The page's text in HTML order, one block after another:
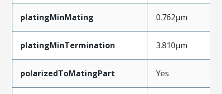
platingMinMating 0.762µm
platingMinTermination 3.810µm
polarizedToMatingPart Yes